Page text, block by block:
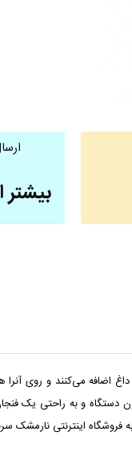
بیشتر
داغ اضافه می‌کنند و
و به راحتی یک
فروشگاه اینترنتی نارمشک